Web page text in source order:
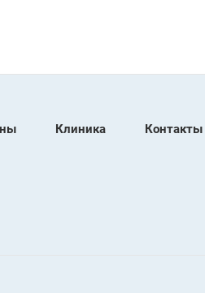
Клиника Контакты